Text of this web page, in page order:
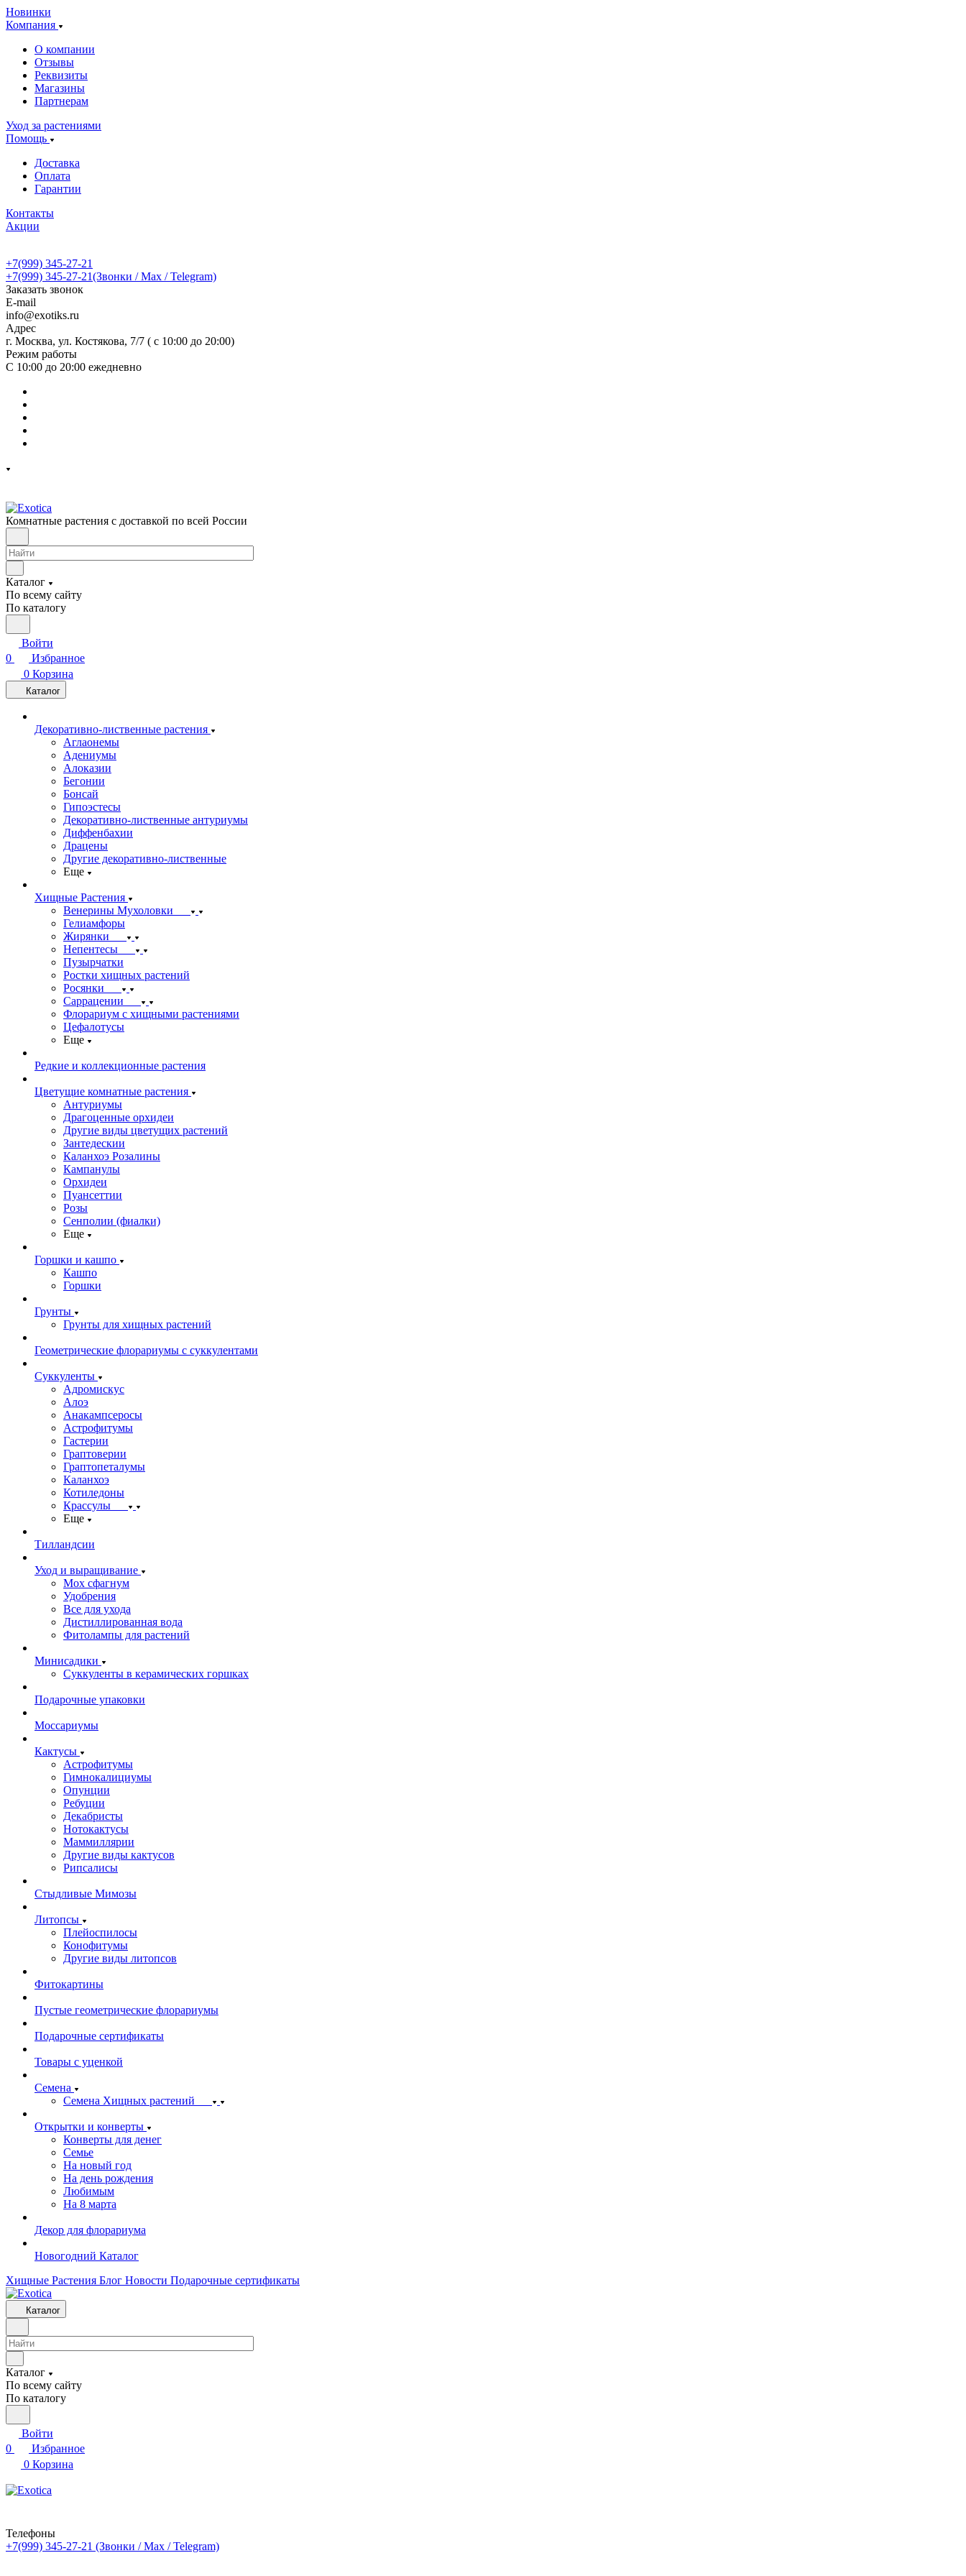
Новинки
Компания
О компании
Отзывы
Реквизиты
Магазины
Партнерам
Уход за растениями
Помощь
Доставка
Оплата
Гарантии
Контакты
Акции
+7(999) 345-27-21
+7(999) 345-27-21(Звонки / Max / Telegram)
Заказать звонок
E-mail
info@exotiks.ru
Адрес
г. Москва, ул. Костякова, 7/7 ( с 10:00 до 20:00)
Режим работы
С 10:00 до 20:00 ежедневно
Комнатные растения с доставкой по всей России
Каталог
По всему сайту
По каталогу
Войти
0
Избранное
0 Корзина
Каталог
Декоративно-лиственные растения
Аглаонемы
Адениумы
Алоказии
Бегонии
Бонсай
Гипоэстесы
Декоративно-лиственные антуриумы
Диффенбахии
Драцены
Другие декоративно-лиственные
Еще
Хищные Растения
Венерины Мухоловки
Гелиамфоры
Жирянки
Непентесы
Пузырчатки
Ростки хищных растений
Росянки
Саррацении
Флорариум с хищными растениями
Цефалотусы
Еще
Редкие и коллекционные растения
Цветущие комнатные растения
Антуриумы
Драгоценные орхидеи
Другие виды цветущих растений
Зантедескии
Каланхоэ Розалины
Кампанулы
Орхидеи
Пуансеттии
Розы
Сенполии (фиалки)
Еще
Горшки и кашпо
Кашпо
Горшки
Грунты
Грунты для хищных растений
Геометрические флорариумы с суккулентами
Суккуленты
Адромискус
Алоэ
Анакампсеросы
Астрофитумы
Гастерии
Граптоверии
Граптопеталумы
Каланхоэ
Котиледоны
Крассулы
Еще
Тилландсии
Уход и выращивание
Мох сфагнум
Удобрения
Все для ухода
Дистиллированная вода
Фитолампы для растений
Минисадики
Суккуленты в керамических горшках
Подарочные упаковки
Моссариумы
Кактусы
Астрофитумы
Гимнокалициумы
Опунции
Ребуции
Декабристы
Нотокактусы
Маммиллярии
Другие виды кактусов
Рипсалисы
Стыдливые Мимозы
Литопсы
Плейоспилосы
Конофитумы
Другие виды литопсов
Фитокартины
Пустые геометрические флорариумы
Подарочные сертификаты
Товары с уценкой
Семена
Семена Хищных растений
Открытки и конверты
Конверты для денег
Семье
На новый год
На день рождения
Любимым
На 8 марта
Декор для флорариума
Новогодний Каталог
Хищные Растения Блог Новости Подарочные сертификаты
Каталог
Каталог
По всему сайту
По каталогу
Войти
0
Избранное
0 Корзина
Телефоны
+7(999) 345-27-21 (Звонки / Max / Telegram)